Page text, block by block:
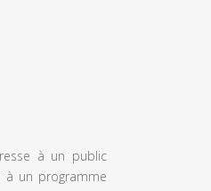
à un public
à un programme